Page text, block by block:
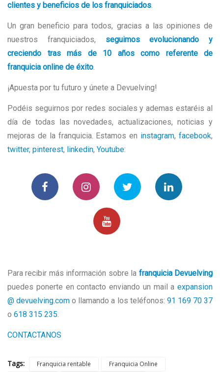
clientes y beneficios de los franquiciados.
Un gran beneficio para todos, gracias a las opiniones de
nuestros franquiciados, seguimos evolucionando y
creciendo tras más de 10 años como referente de
franquicia online de éxito.
¡Apuesta por tu futuro y únete a Devuelving!
Podéis seguirnos por redes sociales y ademas estaréis al
día de todas las novedades, actualizaciones, noticias y
mejoras de la franquicia. Estamos en instagram,facebook,
twitter, pinterest, linkedin, Youtube:
Para recibir más información sobre la franquicia Devuelving
puedes ponerte en contacto enviando un mail a expansion
@ devuelving.com o llamando a los teléfonos: 91 169 70 37
o 618 315 235.
CONTACTANOS
Tags: Franquicia rentable Franquicia Online